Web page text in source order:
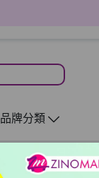
品牌分類